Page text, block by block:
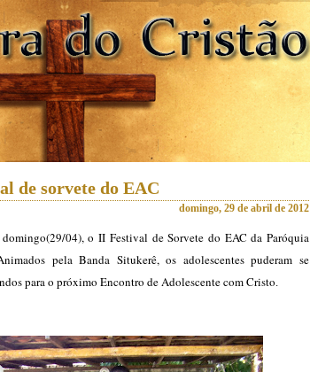
de sorvete do EAC
domingo, 29 de abril de 2012
04), o II Festival de Sorvete do EAC da Paróquia
pela Banda Situkerê, os adolescentes puderam se
para o próximo Encontro de Adolescente com Cristo.